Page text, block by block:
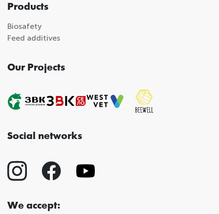
Products
Biosafety
Feed additives
Our Projects
Social networks
We accept: